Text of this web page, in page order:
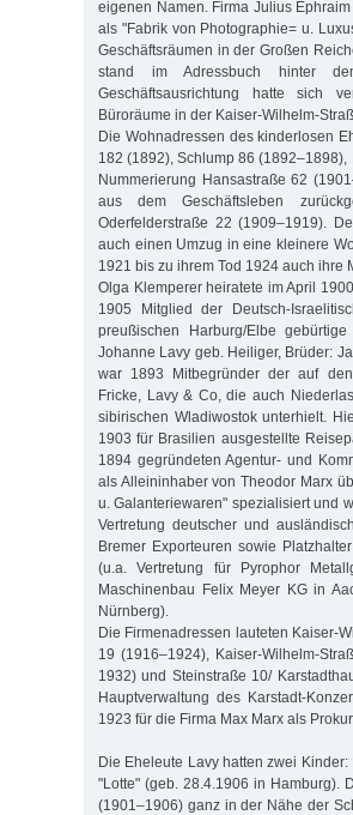
eigenen Namen. Firma Julius
als "Fabrik von Photographie= u.
Geschäftsräumen in der Großen
stand im Adressbuch hinter
Geschäftsausrichtung hatte sich
Büroräume in der Kaiser-Wilhelm-
Die Wohnadressen des kinderlosen
182 (1892), Schlump 86
Nummerierung Hansastraße 62
aus dem Geschäftsleben
Oderfelderstraße 22 (1909–1919).
auch einen Umzug in eine kleinere
1921 bis zu ihrem Tod 1924 auch ihre
Olga Klemperer heiratete im April
1905 Mitglied der Deutsch-
preußischen Harburg/Elbe
Johanne Lavy geb. Heiliger, Brüder:
war 1893 Mitbegründer der auf
Fricke, Lavy & Co, die auch
sibirischen Wladiwostok unterhielt.
1903 für Brasilien ausgestellte
1894 gegründeten Agentur- und
als Alleininhaber von Theodor Marx
u. Galanteriewaren" spezialisiert und
Vertretung deutscher und
Bremer Exporteuren sowie
(u.a. Vertretung für Pyrophor
Maschinenbau Felix Meyer KG in
Nürnberg).
Die Firmenadressen lauteten Kaiser-
19 (1916–1924), Kaiser-Wilhelm-
1932) und Steinstraße 10/
Hauptverwaltung des Karstadt-
1923 für die Firma Max Marx als
Die Eheleute Lavy hatten zwei
"Lotte" (geb. 28.4.1906 in Hamburg).
(1901–1906) ganz in der Nähe der